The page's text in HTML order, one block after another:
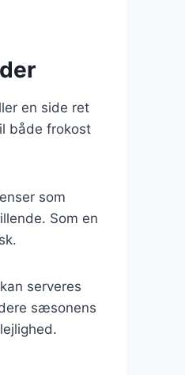
en side ret
både frokost
som
Som en
serveres
sæsonens